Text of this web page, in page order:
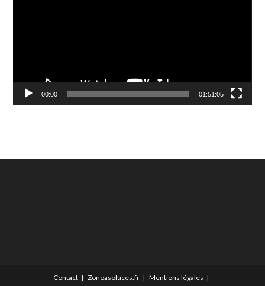
00:00 01:51:05
Contact Zoneasoluces.fr
Mentions légales